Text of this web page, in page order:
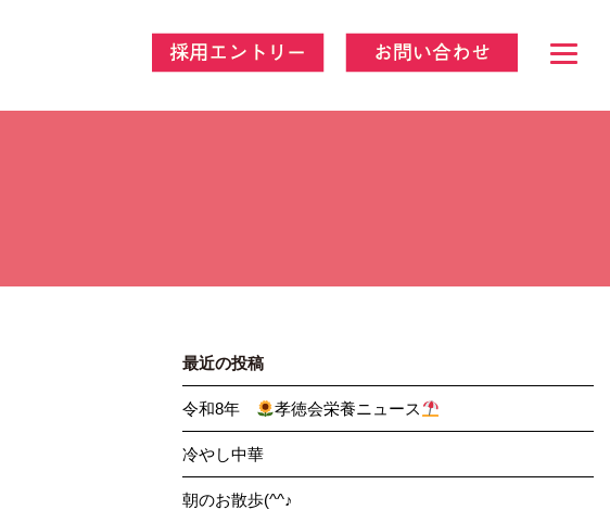
最近の投稿
令和8年 孝徳会栄養ニュース
冷やし中華
朝のお散歩(^^♪